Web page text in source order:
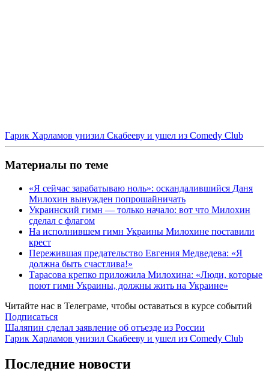
Гарик Харламов унизил Скабееву и ушел из Comedy Club
Материалы по теме
«Я сейчас зарабатываю ноль»: оскандалившийся Даня
Милохин вынужден попрошайничать
Украинский гимн — только начало: вот что Милохин
сделал с флагом
На исполнившем гимн Украины Милохине поставили
крест
Пережившая предательство Евгения Медведева: «Я
должна быть счастлива!»
Тарасова крепко приложила Милохина: «Люди, которые
поют гимн Украины, должны жить на Украине»
Читайте нас в Телеграме, чтобы оставаться в курсе событий
Подписаться
Навигация
по
записям
Шаляпин сделал заявление об отъезде из России
Гарик Харламов унизил Скабееву и ушел из Comedy Club
Последние новости